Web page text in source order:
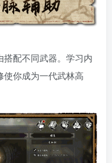
配不同武器。学习内
你成为一代武林高